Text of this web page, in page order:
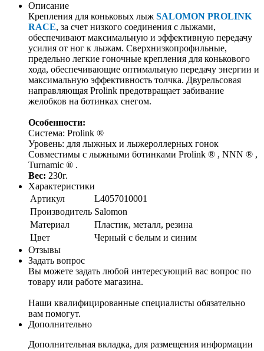
Описание
Крепления для коньковых лыж SALOMON PROLINK
RACE, за счет низкого соединения с лыжами,
обеспечивают максимальную и эффективную передачу
усилия от ног к лыжам. Сверхнизкопрофильные,
предельно легкие гоночные крепления для конькового
хода, обеспечивающие оптимальную передачу энергии и
максимальную эффективность толчка. Двурельсовая
направляющая Prolink предотвращает забивание
желобков на ботинках снегом.
Особенности:
Система: Prolink ®
Уровень: для лыжных и лыжероллерных гонок
Совместимы с лыжными ботинками Prolink ® , NNN ® ,
Turnamic ® .
Вес: 230г.
Характеристики
Артикул
L4057010001
Производитель Salomon
Материал
Пластик, металл, резина
Цвет
Черный с белым и синим
Отзывы
Задать вопрос
Вы можете задать любой интересующий вас вопрос по
товару или работе магазина.
Наши квалифицированные специалисты обязательно
вам помогут.
Дополнительно
Дополнительная вкладка, для размещения информации